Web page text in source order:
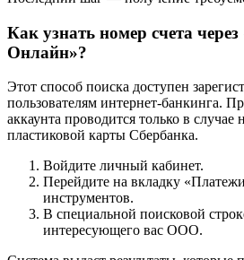
Поиск раздела с перечнем
Фильтрация организаций по
Последний шаг — получение
Как узнать номер счета через
Этот способ поиска доступен
пользователям интернет-банкинга.
аккаунта проводится только в случае
пластиковой карты Сбербанка.